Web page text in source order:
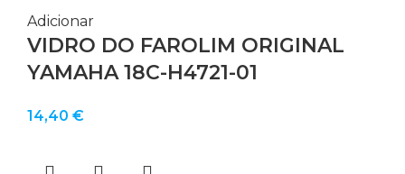
Adicionar
VIDRO DO FAROLIM ORIGINAL
YAMAHA 18C-H4721-01
14,40 €